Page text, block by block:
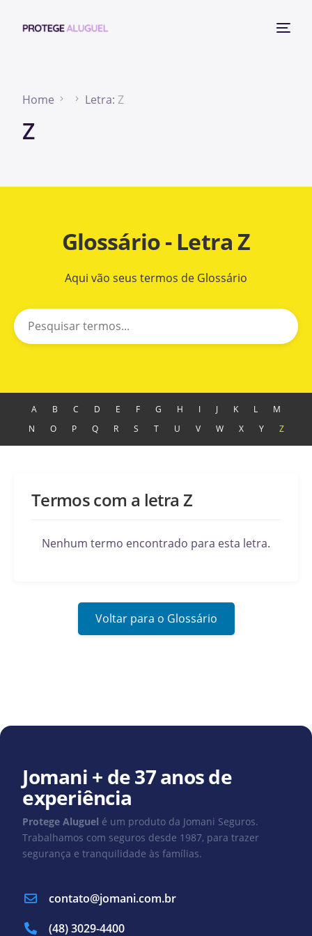
Home Letra:Z
Z
Glossário - Letra Z
Aqui vão seus termos de Glossário
A B C D E F G H I J K L
M
N
O P Q R S T U V W X Y Z
Termos com a letra Z
Nenhum termo encontrado para esta letra.
Voltar para o Glossário
Jomani + de 37 anos de
experiência
Protege Aluguel é um produto da Jomani Seguros.
Trabalhamos com seguros desde 1987, para trazer
segurança e tranquilidade às famílias.
contato@jomani.com.br
(48) 3029-4400